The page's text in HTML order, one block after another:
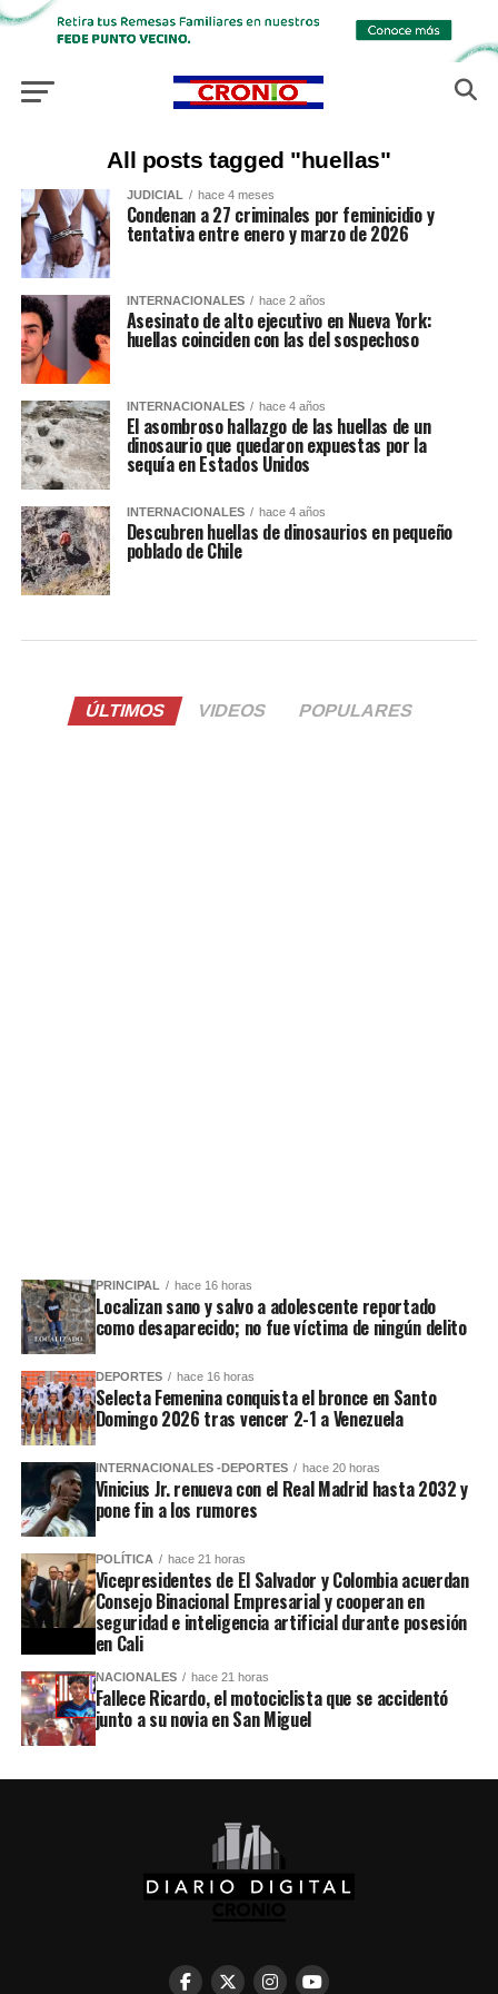
All posts tagged "huellas"
JUDICIAL hace 4 meses
Condenan a 27 criminales por feminicidio y
tentativa entre enero y marzo de 2026
INTERNACIONALES hace 2 años
Asesinato de alto ejecutivo en Nueva York:
huellas coinciden con las del sospechoso
INTERNACIONALES hace 4 años
El asombroso hallazgo de las huellas de un
dinosaurio que quedaron expuestas por la
sequía en Estados Unidos
INTERNACIONALES hace 4 años
Descubren huellas de dinosaurios en pequeño
poblado de Chile
ÚLTIMOS VIDEOS POPULARES
PRINCIPAL hace 16 horas
Localizan sano y salvo a adolescente reportado
como desaparecido; no fue víctima de ningún delito
DEPORTES hace 16 horas
Selecta Femenina conquista el bronce en Santo
Domingo 2026 tras vencer 2-1 a Venezuela
INTERNACIONALES -DEPORTES hace 20 horas
Vinicius Jr. renueva con el Real Madrid hasta 2032 y
pone fin a los rumores
POLÍTICA hace 21 horas
Vicepresidentes de El Salvador y Colombia acuerdan
Consejo Binacional Empresarial y cooperan en
seguridad e inteligencia artificial durante posesión
en Cali
NACIONALES hace 21 horas
Fallece Ricardo, el motociclista que se accidentó
junto a su novia en San Miguel